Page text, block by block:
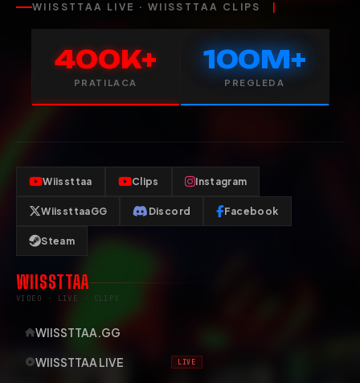
WIISSTTAA LIVE · WIISSTTAA CLIPS
400K+
PRATILACA
100M+
PREGLEDA
Wiissttaa Clips Instagram
WiissttaaGG Discord Facebook
Steam
WIISSTTAA
VIDEO · LIVE · CLIPS
WIISSTTAA.GG
WIISSTTAA LIVE LIVE